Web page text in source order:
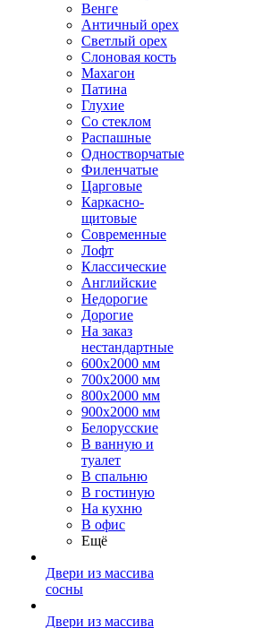
Венге
Античный орех
Светлый орех
Слоновая кость
Махагон
Патина
Глухие
Со стеклом
Распашные
Одностворчатые
Филенчатые
Царговые
Каркасно-
щитовые
Современные
Лофт
Классические
Английские
Недорогие
Дорогие
На заказ
нестандартные
600х2000 мм
700х2000 мм
800х2000 мм
900х2000 мм
Белорусские
В ванную и
туалет
В спальню
В гостиную
На кухню
В офис
Ещё
Двери из массива
сосны
Двери из массива